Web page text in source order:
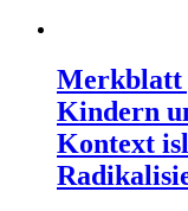
Merkblatt
Kindern
Kontext